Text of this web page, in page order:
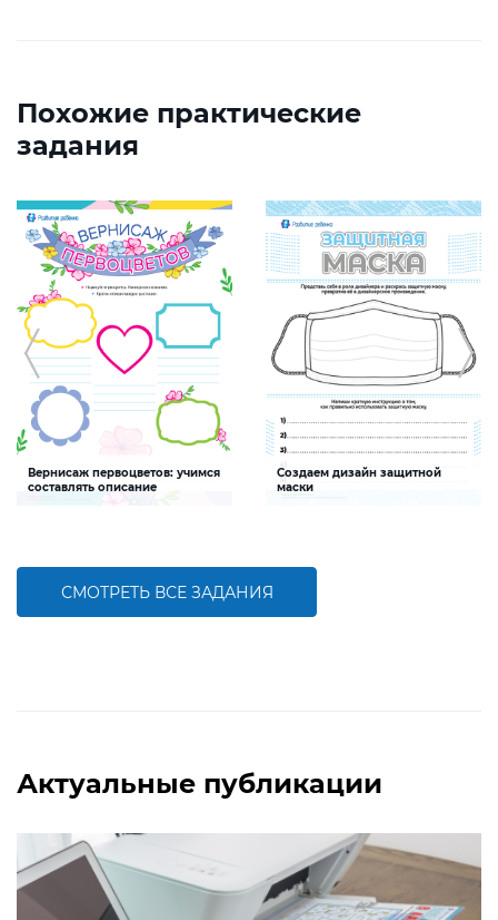
Похожие практические
задания
Вернисаж первоцветов: учимся
составлять описание
Создаем дизайн защитной
маски
компетентности
СМОТРЕТЬ ВСЕ ЗАДАНИЯ
Актуальные публикации